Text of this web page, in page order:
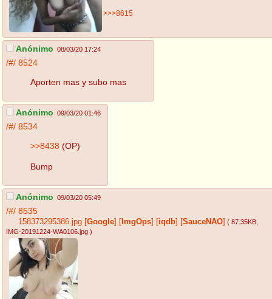
>>>8615
Anónimo 08/03/20 17:24
/#/ 8524
Aporten mas y subo mas
Anónimo 09/03/20 01:46
/#/ 8534
>>8438 (OP)
Bump
Anónimo 09/03/20 05:49
/#/ 8535
158373295386.jpg [Google] [ ImgOps] [iqdb] [SauceNAO] ( 87.35KB
IMG-20191224-WA0106.jpg )